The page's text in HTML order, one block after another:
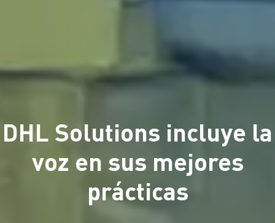
DHL Solutions incluye la
voz en sus mejores
prácticas